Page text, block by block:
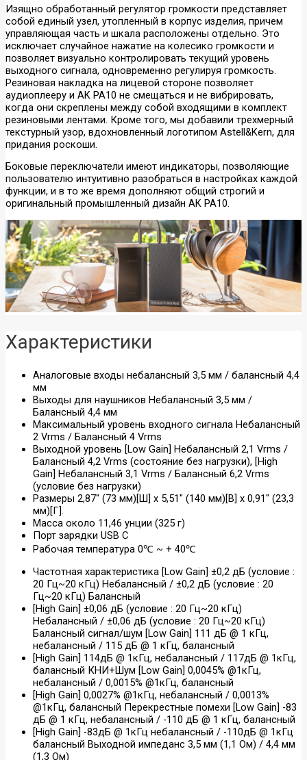
Изящно обработанный регулятор громкости представляет
собой единый узел, утопленный в корпус изделия, причем
управляющая часть и шкала расположены отдельно. Это
исключает случайное нажатие на колесико громкости и
позволяет визуально контролировать текущий уровень
выходного сигнала, одновременно регулируя громкость.
Резиновая накладка на лицевой стороне позволяет
аудиоплееру и AK PA10 не смещаться и не вибрировать,
когда они скреплены между собой входящими в комплект
резиновыми лентами. Кроме того, мы добавили трехмерный
текстурный узор, вдохновленный логотипом Astell&Kern, для
придания роскоши.
Боковые переключатели имеют индикаторы, позволяющие
пользователю интуитивно разобраться в настройках каждой
функции, и в то же время дополняют общий строгий и
оригинальный промышленный дизайн AK PA10.
Характеристики
Аналоговые входы небалансный 3,5 мм / балансный 4,4
мм
Выходы для наушников Небалансный 3,5 мм /
Балансный 4,4 мм
Максимальный уровень входного сигнала Небалансный
2 Vrms / Балансный 4 Vrms
Выходной уровень [Low Gain] Небалансный 2,1 Vrms /
Балансный 4,2 Vrms (состояние без нагрузки), [High
Gain] Небалансный 3,1 Vrms / Балансный 6,2 Vrms
(условие без нагрузки)
Размеры 2,87″ (73 мм)[Ш] x 5,51″ (140 мм)[В] x 0,91″ (23,3
мм)[Г].
Масса около 11,46 унции (325 г)
Порт зарядки USB C
Рабочая температура 0℃ ~ + 40℃
Частотная характеристика [Low Gain] ±0,2 дБ (условие :
20 Гц~20 кГц) Небалансный / ±0,2 дБ (условие : 20
Гц~20 кГц) Балансный
[High Gain] ±0,06 дБ (условие : 20 Гц~20 кГц)
Небалансный / ±0,06 дБ (условие : 20 Гц~20 кГц)
Балансный сигнал/шум [Low Gain] 111 дБ @ 1 кГц,
небалансный / 115 дБ @ 1 кГц, балансный
[High Gain] 114дБ @ 1кГц, небалансный / 117дБ @ 1кГц,
балансный КНИ+Шум [Low Gain] 0,0045% @1кГц,
небалансный / 0,0015% @1кГц, балансный
[High Gain] 0,0027% @1кГц, небалансный / 0,0013%
@1кГц, балансный Перекрестные помехи [Low Gain] -83
дБ @ 1 кГц, небалансный / -110 дБ @ 1 кГц, балансный
[High Gain] -83дБ @ 1кГц небалансный / -110дБ @ 1кГц
балансный Выходной импеданс 3,5 мм (1,1 Ом) / 4,4 мм
(1,3 Ом)